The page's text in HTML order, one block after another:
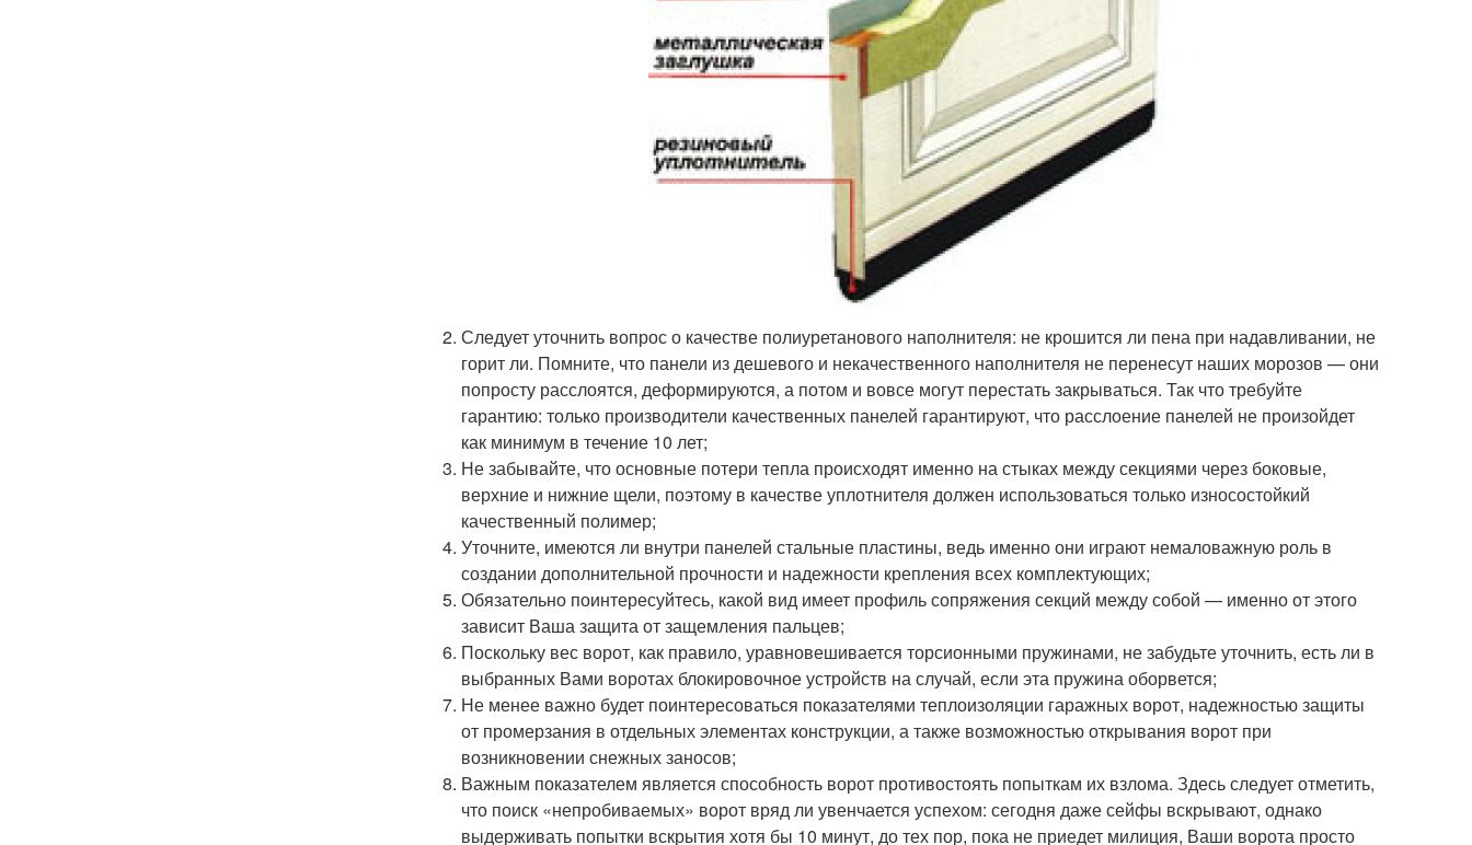
Следует уточнить вопрос о качестве полиуретанового наполнителя: не крошится ли пена при надавливании, не
горит ли. Помните, что панели из дешевого и некачественного наполнителя не перенесут наших морозов — они
попросту расслоятся, деформируются, а потом и вовсе могут перестать закрываться. Так что требуйте
гарантию: только производители качественных панелей гарантируют, что расслоение панелей не произойдет
как минимум в течение 10 лет;
Не забывайте, что основные потери тепла происходят именно на стыках между секциями через боковые,
верхние и нижние щели, поэтому в качестве уплотнителя должен использоваться только износостойкий
качественный полимер;
Уточните, имеются ли внутри панелей стальные пластины, ведь именно они играют немаловажную роль в
создании дополнительной прочности и надежности крепления всех комплектующих;
Обязательно поинтересуйтесь, какой вид имеет профиль сопряжения секций между собой — именно от этого
зависит Ваша защита от защемления пальцев;
Поскольку вес ворот, как правило, уравновешивается торсионными пружинами, не забудьте уточнить, есть ли в
выбранных Вами воротах блокировочное устройств на случай, если эта пружина оборвется;
Не менее важно будет поинтересоваться показателями теплоизоляции гаражных ворот, надежностью защиты
от промерзания в отдельных элементах конструкции, а также возможностью открывания ворот при
возникновении снежных заносов;
Важным показателем является способность ворот противостоять попыткам их взлома. Здесь следует отметить,
что поиск «непробиваемых» ворот вряд ли увенчается успехом: сегодня даже сейфы вскрывают, однако
выдерживать попытки вскрытия хотя бы 10 минут, до тех пор, пока не приедет милиция, Ваши ворота просто